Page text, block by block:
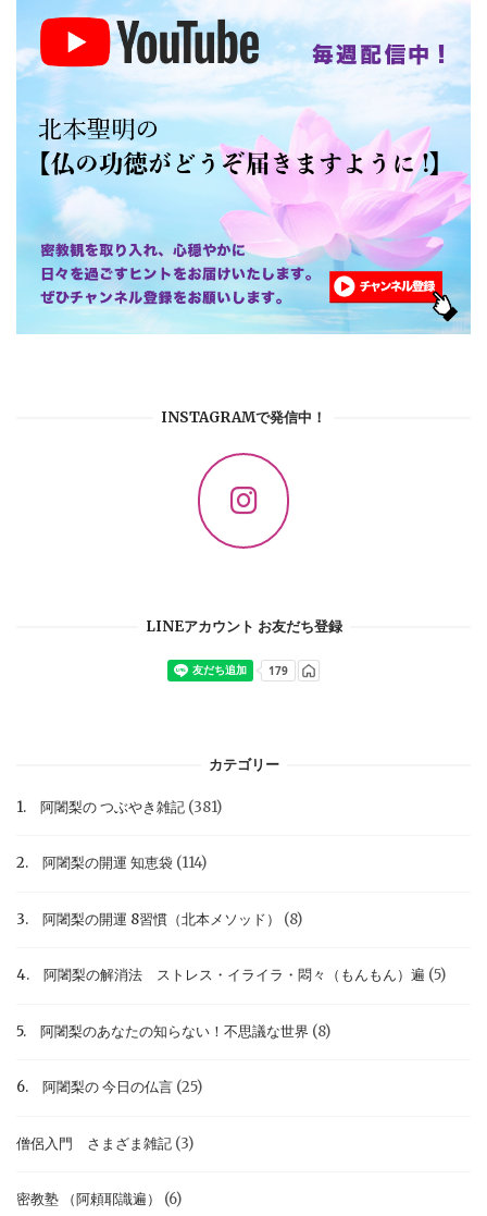
INSTAGRAMで発信中！
LINEアカウント お友だち登録
カテゴリー
1. 阿闍梨の つぶやき雑記 (381)
2. 阿闍梨の開運 知恵袋 (114)
3. 阿闍梨の開運 8習慣（北本メソッド） (8)
4. 阿闍梨の解消法 ストレス・イライラ・悶々（もんもん）遍 (5)
5. 阿闍梨のあなたの知らない！不思議な世界 (8)
6. 阿闍梨の 今日の仏言 (25)
僧侶入門 さまざま雑記 (3)
密教塾 （阿頼耶識遍） (6)